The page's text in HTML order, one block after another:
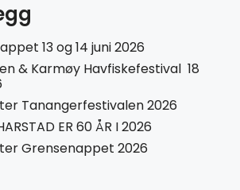
13 og 14 juni 2026
& Karmøy Havfiskefestival 18
Tanangerfestivalen 2026
ER 60 ÅR I 2026
Grensenappet 2026